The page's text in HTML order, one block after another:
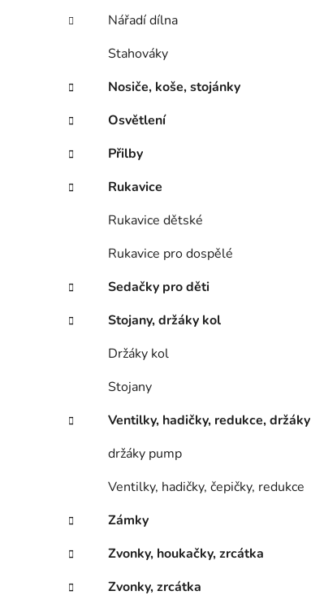
Nářadí dílna
Stahováky
Nosiče, koše, stojánky
Osvětlení
Přilby
Rukavice
Rukavice dětské
Rukavice pro dospělé
Sedačky pro děti
Stojany, držáky kol
Držáky kol
Stojany
Ventilky, hadičky, redukce, držáky
držáky pump
Ventilky, hadičky, čepičky, redukce
Zámky
Zvonky, houkačky, zrcátka
Zvonky, zrcátka